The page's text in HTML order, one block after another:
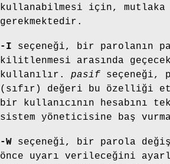
kullanabilmesi için, mutlaka
gerekmektedir.
-I seçeneği, bir parolanın
kilitlenmesi arasında
kullanılır. pasif seçeneği,
(sıfır) değeri bu özelliği
bir kullanıcının hesabını
sistem yöneticisine baş
-W seçeneği, bir parola
önce uyarı verileceğini